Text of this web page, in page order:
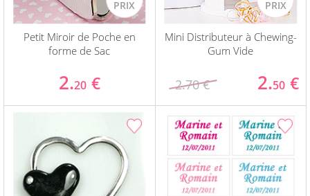
Petit Miroir de Poche en
forme de Sac
2.20 €
Mini Distributeur à Chewing-
Gum Vide
2.70 € 2.50 €